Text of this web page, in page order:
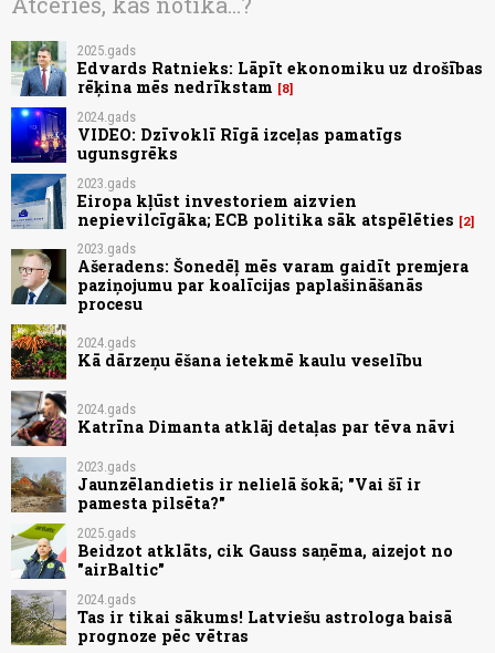
2025.gads
Edvards Ratnieks: Lāpīt ekonomiku uz drošības
rēķina mēs nedrīkstam
8
2024.gads
VIDEO: Dzīvoklī Rīgā izceļas pamatīgs
ugunsgrēks
2023.gads
Eiropa kļūst investoriem aizvien
nepievilcīgāka; ECB politika sāk atspēlēties
2
2023.gads
Ašeradens: Šonedēļ mēs varam gaidīt premjera
paziņojumu par koalīcijas paplašināšanās
procesu
2024.gads
Kā dārzeņu ēšana ietekmē kaulu veselību
2024.gads
Katrīna Dimanta atklāj detaļas par tēva nāvi
2023.gads
Jaunzēlandietis ir nelielā šokā; "Vai šī ir
pamesta pilsēta?"
2025.gads
Beidzot atklāts, cik Gauss saņēma, aizejot no
"airBaltic"
2024.gads
Tas ir tikai sākums! Latviešu astrologa baisā
prognoze pēc vētras